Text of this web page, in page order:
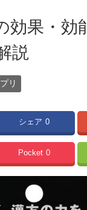
効果・効
説
リ
シェア 0
Pocket 0